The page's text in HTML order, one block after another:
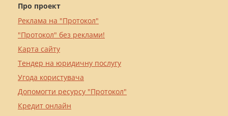
Про проект
Реклама на "Протокол"
"Протокол" без реклами!
Карта сайту
Тендер на юридичну послугу
Угода користувача
Допомогти ресурсу "Протокол"
Кредит онлайн